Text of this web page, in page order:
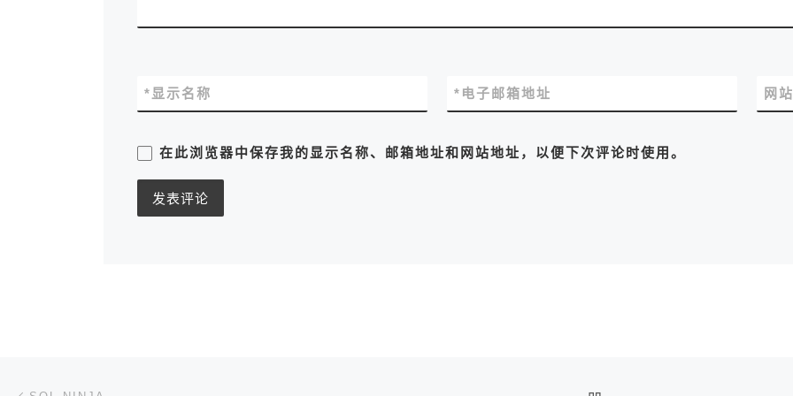
显示名称
* 电子邮箱地址
* 网
在此浏览器中保存我的显示名称、邮箱地址和网站地址，以便下次评论时使用。
文章导航